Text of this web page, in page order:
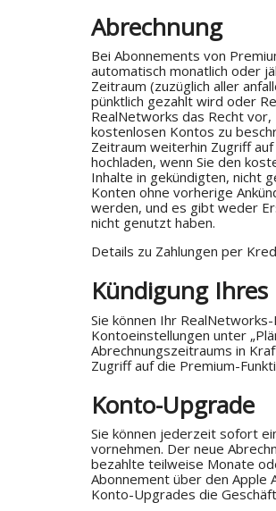
Abrechnung
Bei Abonnements von
automatisch monatlich oder
Zeitraum (zuzüglich aller
pünktlich gezahlt wird oder
RealNetworks das Recht
kostenlosen Kontos zu
Zeitraum weiterhin Zugriff
hochladen, wenn Sie den
Inhalte in gekündigten, nicht
Konten ohne vorherige
werden, und es gibt weder
nicht genutzt haben.
Details zu Zahlungen per
Kündigung Ihres
Sie können Ihr
Kontoeinstellungen unter
Abrechnungszeitraums in
Zugriff auf die Premium-
Konto-Upgrade
Sie können jederzeit sofort
vornehmen. Der neue
bezahlte teilweise Monate
Abonnement über den Apple
Konto-Upgrades die